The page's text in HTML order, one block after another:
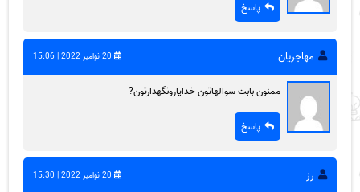
پاسخ
مهاجریان 20 نوامبر 2022 | 15:06
ممنون بابت سوالهاتون خدایارونگهدارتون?
پاسخ
رز 20 نوامبر 2022 | 15:30